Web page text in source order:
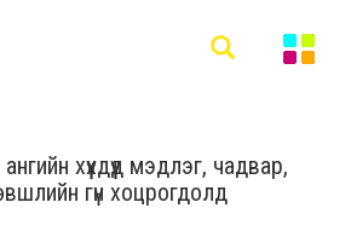
хүүхдүүд мэдлэг, чадвар,
гүн хоцрогдолд